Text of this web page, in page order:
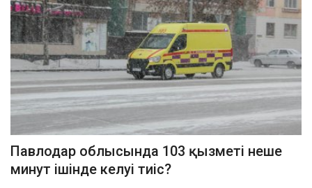
Павлодар облысында 103 қызметі неше
минут ішінде келуі тиіс?